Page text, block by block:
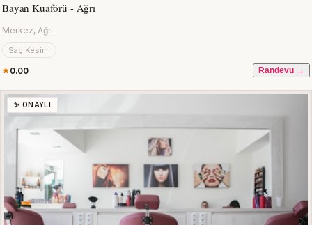
Bayan Kuaförü - Ağrı
Merkez, Ağrı
Saç Kesimi
0.00 Randevu →
✨ ONAYLI